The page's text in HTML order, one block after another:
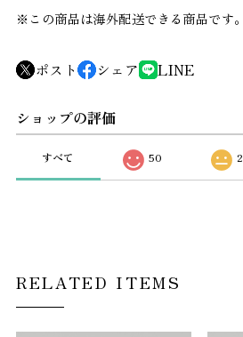
※この商品は海外配送できる商品です。
ポスト シェア LINE
ショップの評価
すべて 50 2
RELATED ITEMS